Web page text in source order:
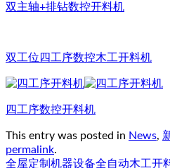
双主轴+排钻数控开料机
双工位四工序数控木工开料机
四工序数控开料机
This entry was posted in News,
permalink.
全屋定制机器设备全自动木工开